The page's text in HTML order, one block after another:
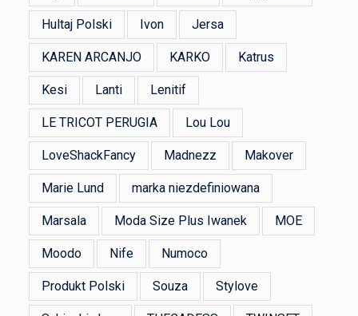
Hultaj Polski Ivon Jersa
KAREN ARCANJO KARKO Katrus
Kesi Lanti Lenitif
LE TRICOT PERUGIA Lou Lou
LoveShackFancy Madnezz Makover
Marie Lund marka niezdefiniowana
Marsala Moda Size Plus Iwanek MOE
Moodo Nife Numoco
Produkt Polski Souza Stylove